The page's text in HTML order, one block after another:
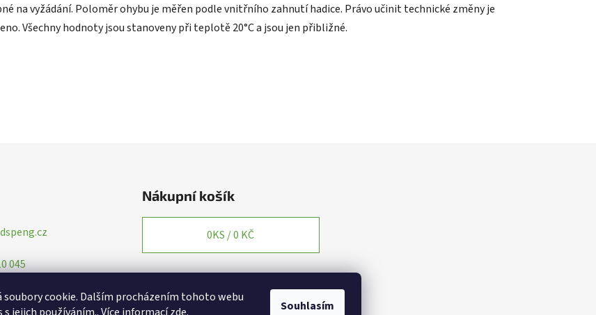
soubory cookie. Dalším procházením tohoto webu
Souhlasím
na vyžádání. Poloměr ohybu je měřen podle vnitřního zahnutí hadice. Právo učinit technické změny je
Všechny hodnoty jsou stanoveny při teplotě 20°C a jsou jen přibližné.
dspeng.cz
045
Nákupní košík
0KS /0 KČ